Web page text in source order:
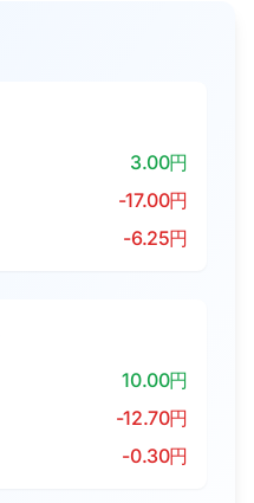
3.00円
-17.00円
-6.25円
10.00円
-12.70円
-0.30円